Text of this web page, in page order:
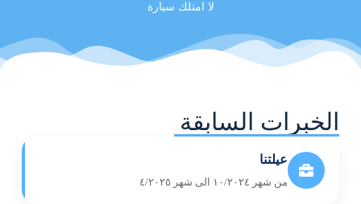
لا امتلك سيارة
الخبرات السابقة
عيلتنا
من شهر ١٠/٢٠٢٤ الى شهر ٤/٢٠٢٥